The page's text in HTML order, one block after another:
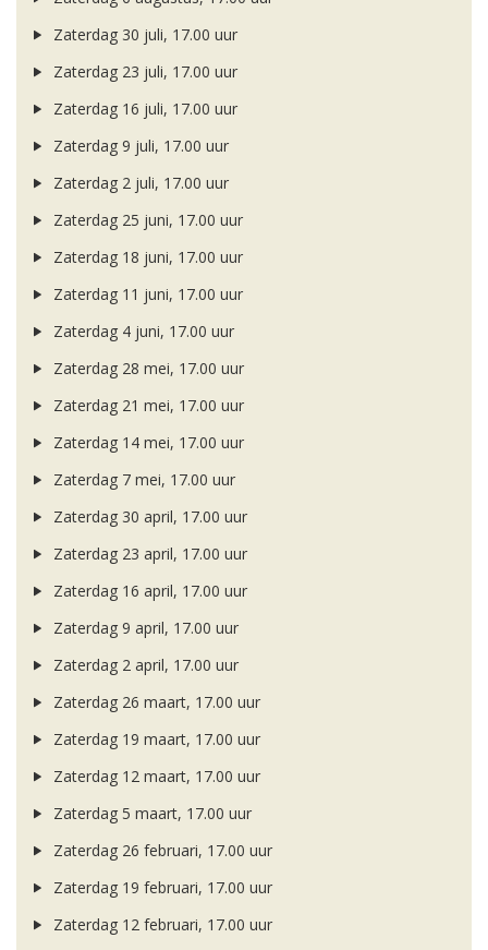
Zaterdag 30 juli, 17.00 uur
Zaterdag 23 juli, 17.00 uur
Zaterdag 16 juli, 17.00 uur
Zaterdag 9 juli, 17.00 uur
Zaterdag 2 juli, 17.00 uur
Zaterdag 25 juni, 17.00 uur
Zaterdag 18 juni, 17.00 uur
Zaterdag 11 juni, 17.00 uur
Zaterdag 4 juni, 17.00 uur
Zaterdag 28 mei, 17.00 uur
Zaterdag 21 mei, 17.00 uur
Zaterdag 14 mei, 17.00 uur
Zaterdag 7 mei, 17.00 uur
Zaterdag 30 april, 17.00 uur
Zaterdag 23 april, 17.00 uur
Zaterdag 16 april, 17.00 uur
Zaterdag 9 april, 17.00 uur
Zaterdag 2 april, 17.00 uur
Zaterdag 26 maart, 17.00 uur
Zaterdag 19 maart, 17.00 uur
Zaterdag 12 maart, 17.00 uur
Zaterdag 5 maart, 17.00 uur
Zaterdag 26 februari, 17.00 uur
Zaterdag 19 februari, 17.00 uur
Zaterdag 12 februari, 17.00 uur